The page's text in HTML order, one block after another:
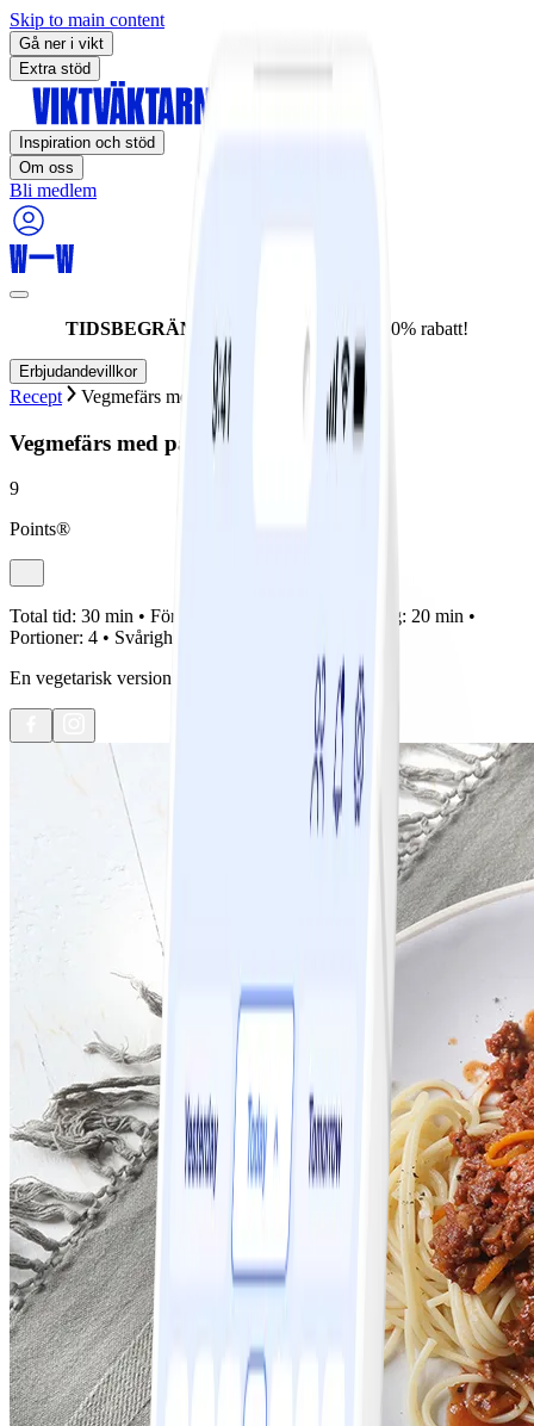
Skip to main content
Gå ner i vikt
Extra stöd
Inspiration och stöd
Om oss
Bli medlem
TIDSBEGRÄNSAT ERBJUDANDE: 60% rabatt!
Erbjudandevillkor
Recept Vegmefärs med pasta
Vegmefärs med pasta
9
Points®
Total tid: 30 min • Förberedelse: Tillagning: 20 min •
Portioner: 4 • Svårighetsgrad:
En vegetarisk version av spagetti och köttfärssås.